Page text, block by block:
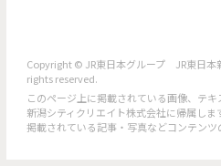
Copyright © JR東日本グループ JR東日本
rights reserved.
このページ上に掲載されている画像、テ
新潟シティクリエイト株式会社に帰属しま
掲載されている記事・写真などコンテンツ